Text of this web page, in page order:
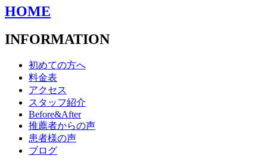
HOME
INFORMATION
初めての方へ
料金表
アクセス
スタッフ紹介
Before&After
推薦者からの声
患者様の声
ブログ